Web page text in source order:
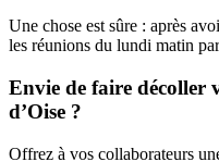
Une chose est sûre : après
les réunions du lundi matin
Envie de faire décoller
d’Oise ?
Offrez à vos collaborateurs